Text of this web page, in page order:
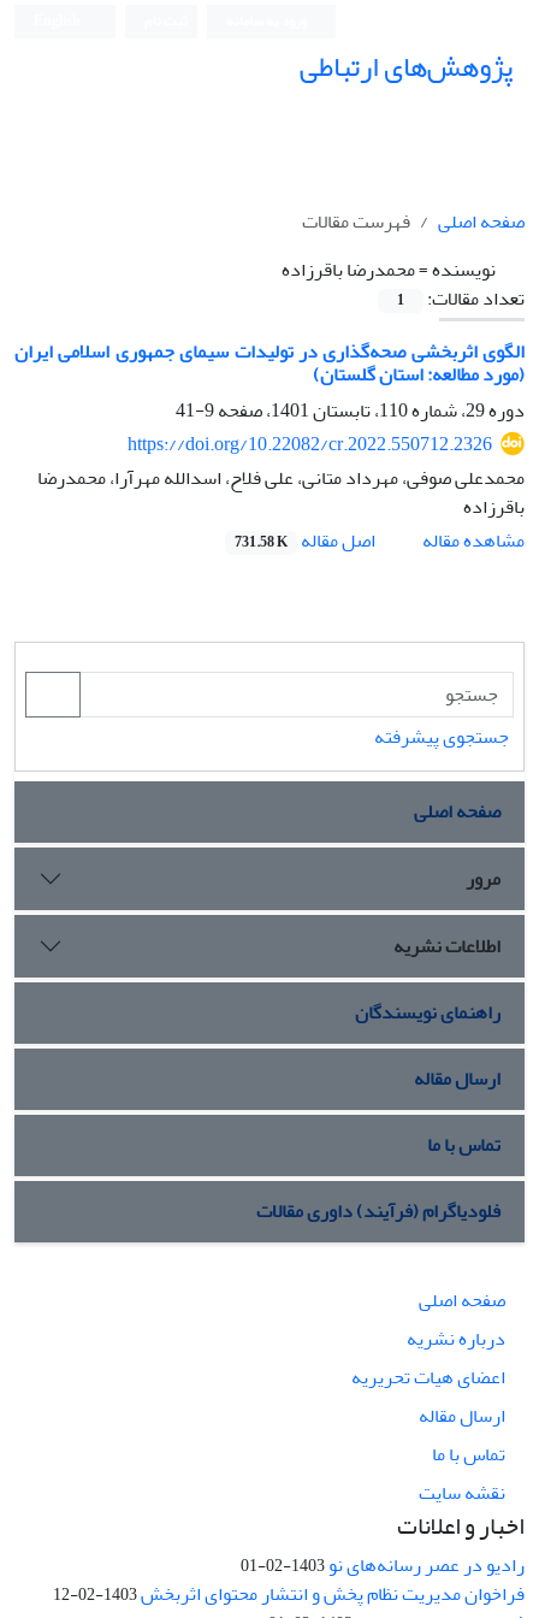
پژوهش‌های ارتباطی
صفحه اصلی
فهرست مقالات
نویسنده =محمد‌رضا باقرزاده
تعداد مقالات:
1
الگوی اثربخشی صحه‌گذاری در تولیدات سیمای جمهوری اسلامی ایران
(مورد مطالعه: استان گلستان)
دوره 29، شماره 110، تابستان 1401، صفحه
9-41
https://doi.org/10.22082/cr.2022.550712.2326
محمدعلی صوفی، مهرداد متانی، علی فلاح، اسدالله مهرآرا، محمد‌رضا
باقرزاده
مشاهده مقاله
اصل مقاله 731.58 K
جستجوی پیشرفته
صفحه اصلی
مرور
اطلاعات نشریه
راهنمای نویسندگان
ارسال مقاله
تماس با ما
فلودیاگرام (فرآیند) داوری مقالات
صفحه اصلی
درباره نشریه
اعضای هیات تحریریه
ارسال مقاله
تماس با ما
نقشه سایت
اخبار و اعلانات
رادیو در عصر رسانه‌های نو1403-02-01
فراخوان مدیریت نظام پخش و انتشار محتوای اثربخش1403-02-12